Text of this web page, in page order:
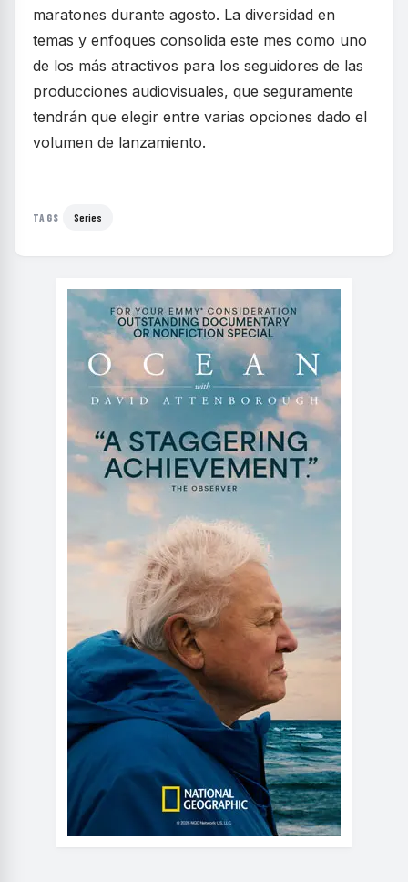
maratones durante agosto. La diversidad en
temas y enfoques consolida este mes como uno
de los más atractivos para los seguidores de las
producciones audiovisuales, que seguramente
tendrán que elegir entre varias opciones dado el
volumen de lanzamiento.
TAGS Series